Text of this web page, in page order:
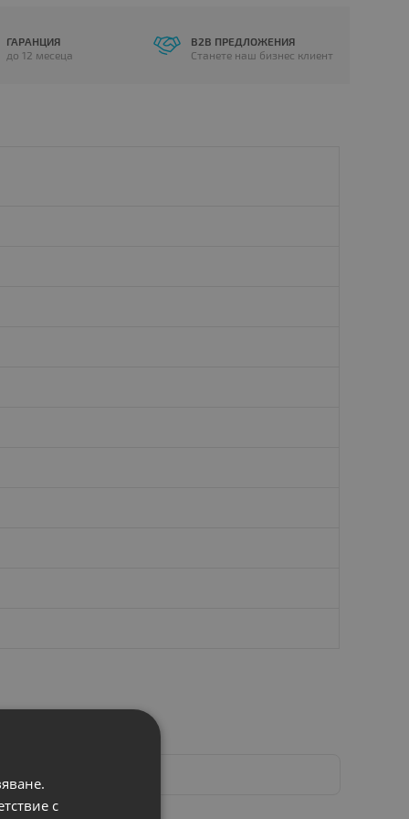
ГАРАНЦИЯ
до 12 месеца
B2B ПРЕДЛОЖЕНИЯ
Станете наш бизнес клиент
с